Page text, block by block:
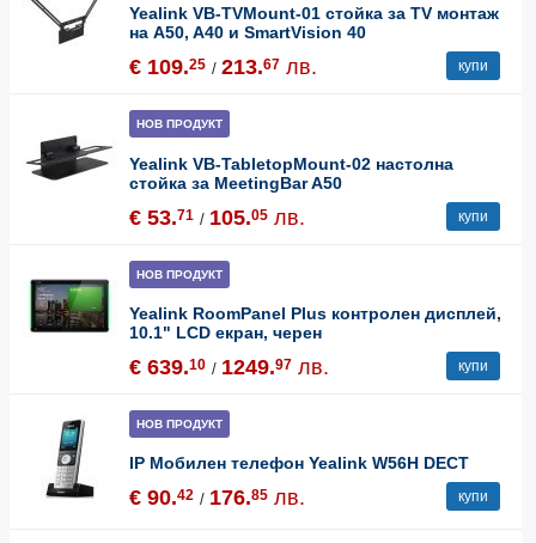
Yealink VB-TVMount-01 стойка за TV монтаж
на A50, A40 и SmartVision 40
€ 109.25 / 213.67 лв. купи
НОВ ПРОДУКТ
Yealink VB-TabletopMount-02 настолна
стойка за MeetingBar A50
€ 53.71 / 105.05 лв. купи
НОВ ПРОДУКТ
Yealink RoomPanel Plus контролен дисплей,
10.1" LCD екран, черен
€ 639.10 / 1249.97 лв. купи
НОВ ПРОДУКТ
IP Мобилен телефон Yealink W56H DECT
€ 90.42 / 176.85 лв. купи